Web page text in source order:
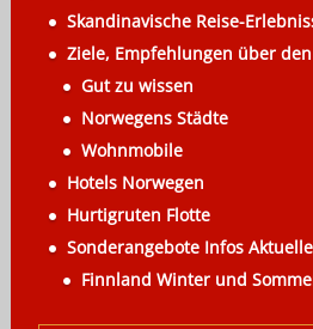
a
t
n
Skandinavische Reise-
Ziele, Empfehlungen über
Gut zu wissen
Norwegens Städte
Wohnmobile
Hotels Norwegen
Hurtigruten Flotte
Sonderangebote Infos
Finnland Winter und